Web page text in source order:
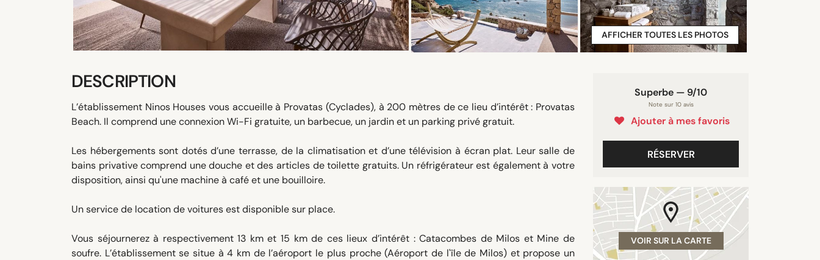
AFFICHER TOUTES LES PHOTOS
Superbe — 9/10
Note sur 10 avis
Ajouter à mes favoris
RÉSERVER
VOIR SUR LA CARTE
DESCRIPTION
L’établissement Ninos Houses vous accueille à Provatas (Cyclades), à 200 mètres de ce lieu d’intérêt : Provatas
Beach. Il comprend une connexion Wi-Fi gratuite, un barbecue, un jardin et un parking privé gratuit.
Les hébergements sont dotés d’une terrasse, de la climatisation et d’une télévision à écran plat. Leur salle de
bains privative comprend une douche et des articles de toilette gratuits. Un réfrigérateur est également à votre
disposition, ainsi qu'une machine à café et une bouilloire.
Un service de location de voitures est disponible sur place.
Vous séjournerez à respectivement 13 km et 15 km de ces lieux d’intérêt : Catacombes de Milos et Mine de
soufre. L’établissement se situe à 4 km de l’aéroport le plus proche (Aéroport de l'île de Milos) et propose un